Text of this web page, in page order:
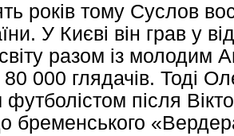
років тому Суслов
У Києві він грав у
разом із молодим
80 000 глядачів. Тоді
футболістом після
бременського